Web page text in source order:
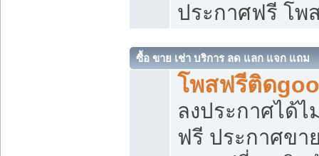
ประกาศฟรี โพ
ซื้อ ขาย เช่า บริการ ลด แลก แจก แถม
โพสฟรีติด
ลงประกาศได้
ฟรี ประกาศข